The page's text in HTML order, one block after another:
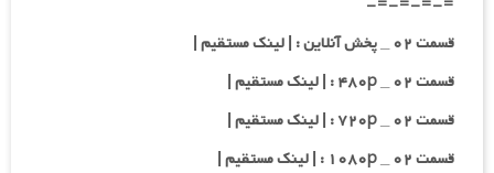
قسمت ۰۲ _ پخش آنلاین : | لینک مستقیم |
قسمت ۰۲ _ ۴۸۰p : | لینک مستقیم |
قسمت ۰۲ _ ۷۲۰p : | لینک مستقیم |
قسمت ۰۲ _ ۱۰۸۰p : | لینک مستقیم |